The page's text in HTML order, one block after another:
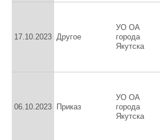
17.10.2023 Другое
УО ОА
города
Якутска
06.10.2023 Приказ
УО ОА
города
Якутска